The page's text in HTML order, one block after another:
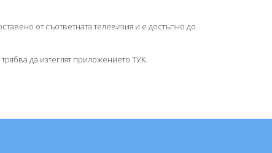
от съответната телевизия и е достъпно до
да изтеглят приложението ТУК.